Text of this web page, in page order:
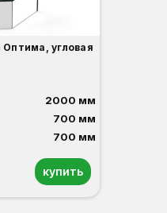
угловая
2000 мм
700 мм
700 мм
купить